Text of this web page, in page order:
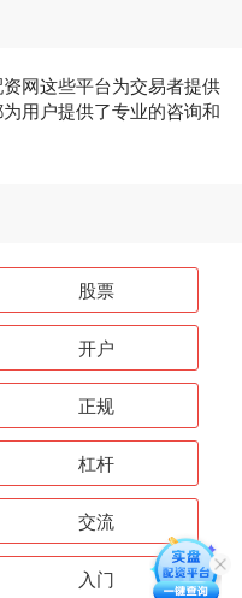
网这些平台为交易者提供
用户提供了专业的咨询和
股票
开户
正规
杠杆
交流
入门